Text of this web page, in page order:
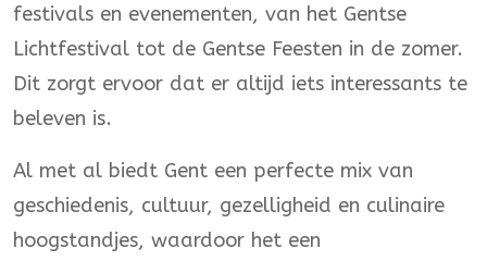
festivals en evenementen, van het Gentse
Lichtfestival tot de Gentse Feesten in de zomer.
Dit zorgt ervoor dat er altijd iets interessants te
beleven is.
Al met al biedt Gent een perfecte mix van
geschiedenis, cultuur, gezelligheid en culinaire
hoogstandjes, waardoor het een